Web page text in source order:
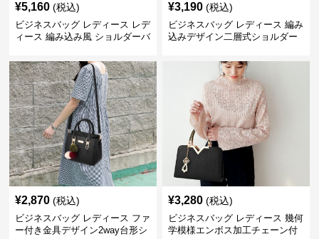
¥5,160 (税込)
ビジネスバッグ レディース レデ
ィース 編み込み風 ショルダーバ
¥3,190 (税込)
ビジネスバッグ レディース 編み
込みデザイン二層式ショルダー
¥2,870 (税込)
ビジネスバッグ レディース ファ
ー付き金具デザイン2way台形シ
¥3,280 (税込)
ビジネスバッグ レディース 幾何
学模様エンボス加工チェーン付